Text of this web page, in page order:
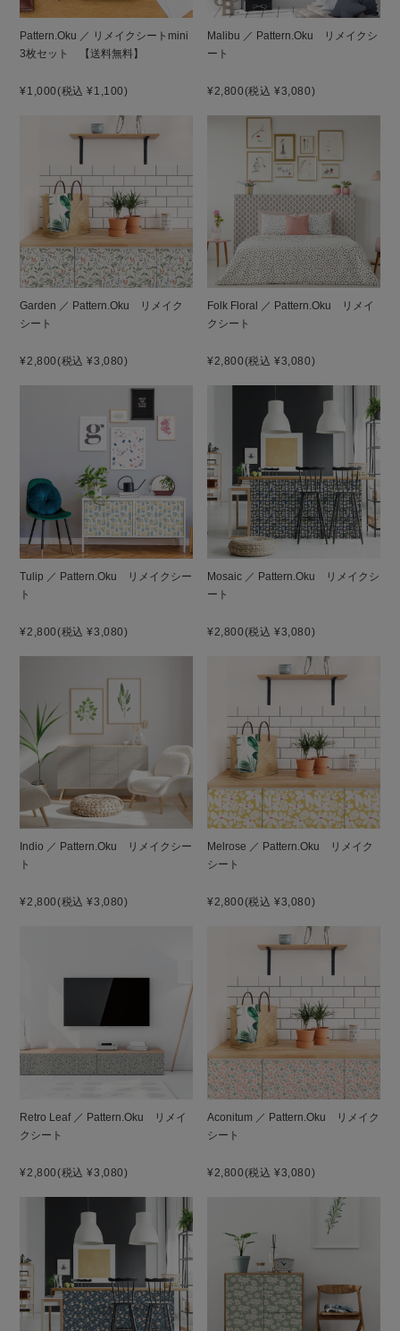
Pattern.Oku ／ リメイクシートmini
3枚セット 【送料無料】
¥1,000(税込 ¥1,100)
Malibu ／ Pattern.Oku リメイクシ
ート
¥2,800(税込 ¥3,080)
Garden ／ Pattern.Oku リメイク
シート
¥2,800(税込 ¥3,080)
Folk Floral ／ Pattern.Oku リメイ
クシート
¥2,800(税込 ¥3,080)
Tulip ／ Pattern.Oku リメイクシー
ト
¥2,800(税込 ¥3,080)
Mosaic ／ Pattern.Oku リメイクシ
ート
¥2,800(税込 ¥3,080)
Indio ／ Pattern.Oku リメイクシー
ト
¥2,800(税込 ¥3,080)
Melrose ／ Pattern.Oku リメイク
シート
¥2,800(税込 ¥3,080)
Retro Leaf ／ Pattern.Oku リメイ
クシート
¥2,800(税込 ¥3,080)
Aconitum ／ Pattern.Oku リメイク
シート
¥2,800(税込 ¥3,080)